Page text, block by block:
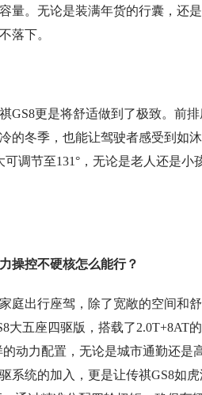
量。无论是装满年货的行囊，还
落下。
更是将舒适做到了极致。前排
的冬季，也能让驾驶者感受到如
调节至131°，无论是老人还是
操控不硬核怎么能行？
出行座驾，除了宽敞的空间和舒
大五座四驱版，搭载了2.0T+8AT
的动力配置，无论是城市通勤还
系统的加入，更是让传祺GS8如